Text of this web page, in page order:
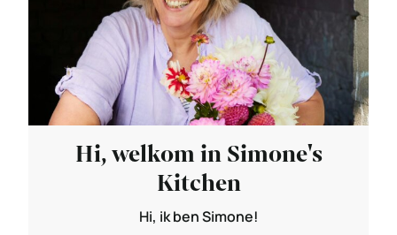
Hi, welkom in Simone's
Kitchen
Hi, ik ben Simone!